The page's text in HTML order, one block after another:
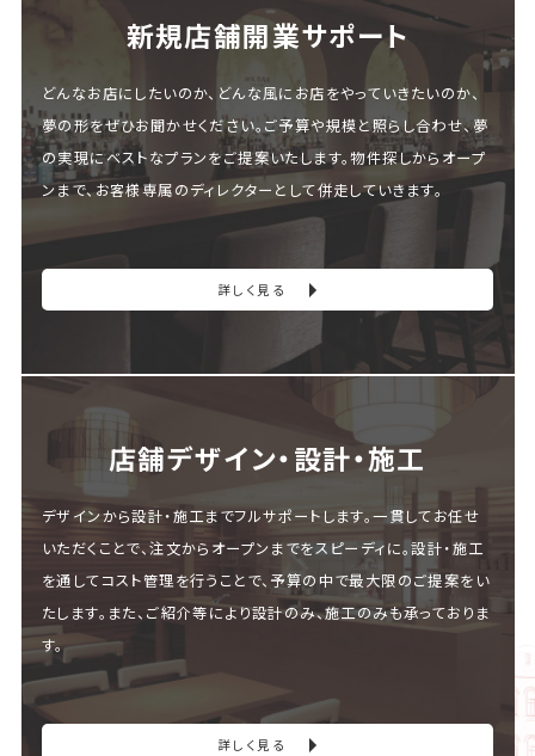
新規店舗開業サポート
どんなお店にしたいのか、どんな風にお店をやっていきたいのか、
夢の形をぜひお聞かせください。ご予算や規模と照らし合わせ、夢
の実現にベストなプランをご提案いたします。物件探しからオープ
ンまで、お客様専属のディレクターとして併走していきます。
詳しく見る
店舗デザイン・設計・施⼯
デザインから設計・施工までフルサポートします。一貫してお任せ
いただくことで、注文からオープンまでをスピーディに。設計・施工
を通してコスト管理を行うことで、予算の中で最大限のご提案をい
たします。また、ご紹介等により設計のみ、施工のみも承っておりま
す。
詳しく見る